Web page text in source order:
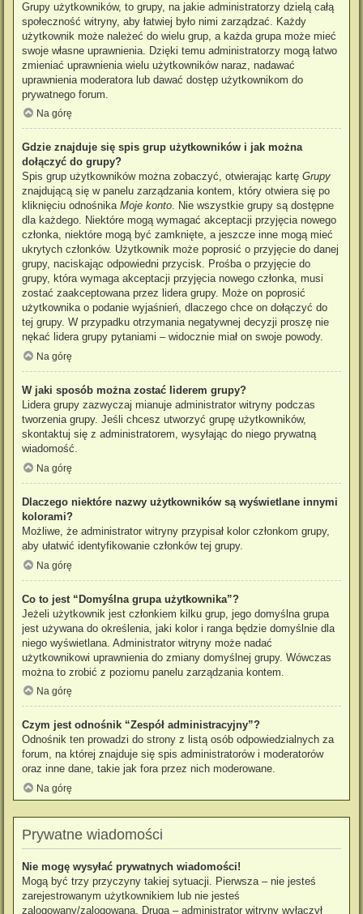
Grupy użytkowników, to grupy, na jakie administratorzy dzielą całą
społeczność witryny, aby łatwiej było nimi zarządzać. Każdy
użytkownik może należeć do wielu grup, a każda grupa może mieć
swoje własne uprawnienia. Dzięki temu administratorzy mogą łatwo
zmieniać uprawnienia wielu użytkowników naraz, nadawać
uprawnienia moderatora lub dawać dostęp użytkownikom do
prywatnego forum.
Na górę
Gdzie znajduje się spis grup użytkowników i jak można
dołączyć do grupy?
Spis grup użytkowników można zobaczyć, otwierając kartę Grupy
znajdującą się w panelu zarządzania kontem, który otwiera się po
kliknięciu odnośnika Moje konto. Nie wszystkie grupy są dostępne
dla każdego. Niektóre mogą wymagać akceptacji przyjęcia nowego
członka, niektóre mogą być zamknięte, a jeszcze inne mogą mieć
ukrytych członków. Użytkownik może poprosić o przyjęcie do danej
grupy, naciskając odpowiedni przycisk. Prośba o przyjęcie do
grupy, która wymaga akceptacji przyjęcia nowego członka, musi
zostać zaakceptowana przez lidera grupy. Może on poprosić
użytkownika o podanie wyjaśnień, dlaczego chce on dołączyć do
tej grupy. W przypadku otrzymania negatywnej decyzji proszę nie
nękać lidera grupy pytaniami – widocznie miał on swoje powody.
Na górę
W jaki sposób można zostać liderem grupy?
Lidera grupy zazwyczaj mianuje administrator witryny podczas
tworzenia grupy. Jeśli chcesz utworzyć grupę użytkowników,
skontaktuj się z administratorem, wysyłając do niego prywatną
wiadomość.
Na górę
Dlaczego niektóre nazwy użytkowników są wyświetlane innymi
kolorami?
Możliwe, że administrator witryny przypisał kolor członkom grupy,
aby ułatwić identyfikowanie członków tej grupy.
Na górę
Co to jest “Domyślna grupa użytkownika”?
Jeżeli użytkownik jest członkiem kilku grup, jego domyślna grupa
jest używana do określenia, jaki kolor i ranga będzie domyślnie dla
niego wyświetlana. Administrator witryny może nadać
użytkownikowi uprawnienia do zmiany domyślnej grupy. Wówczas
można to zrobić z poziomu panelu zarządzania kontem.
Na górę
Czym jest odnośnik “Zespół administracyjny”?
Odnośnik ten prowadzi do strony z listą osób odpowiedzialnych za
forum, na której znajduje się spis administratorów i moderatorów
oraz inne dane, takie jak fora przez nich moderowane.
Na górę
Prywatne wiadomości
Nie mogę wysyłać prywatnych wiadomości!
Mogą być trzy przyczyny takiej sytuacji. Pierwsza – nie jesteś
zarejestrowanym użytkownikiem lub nie jesteś
zalogowany/zalogowana. Druga – administrator witryny wyłączył